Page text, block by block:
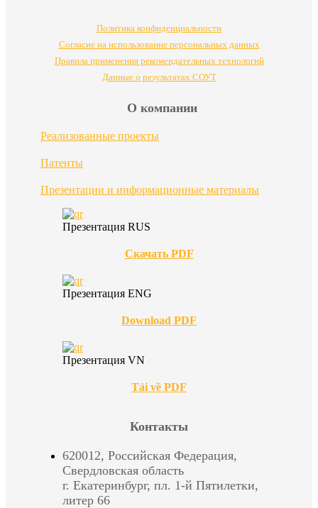
Политика конфиденциальности
Согласие на использование персональных данных
Правила применения рекомендательных технологий
Данные о результатах СОУТ
О компании
Реализованные проекты
Патенты
Презентации и информационные материалы
Презентация RUS
Скачать PDF
Презентация ENG
Download PDF
Презентация VN
Tải về PDF
Контакты
620012, Российская Федерация,
Свердловская область
г. Екатеринбург, пл. 1-й Пятилетки,
литер 66